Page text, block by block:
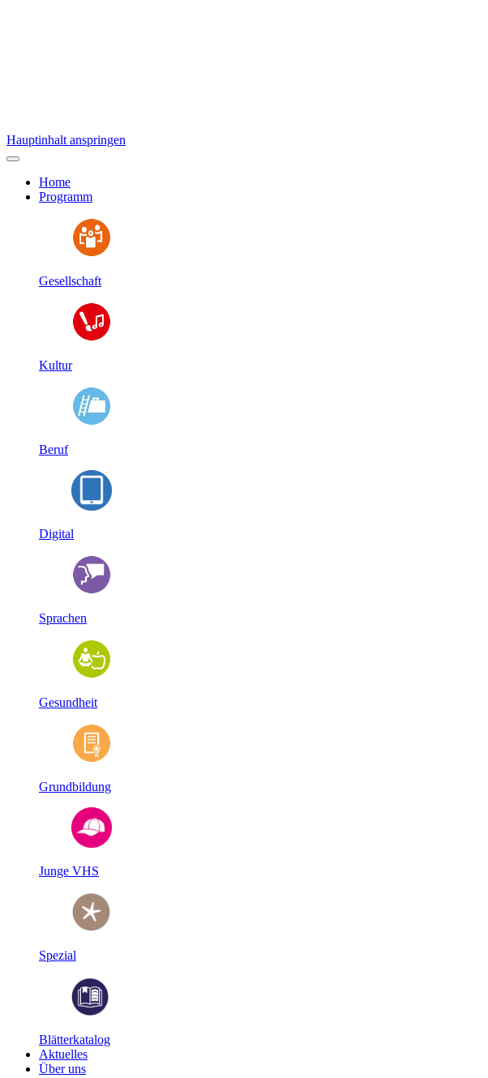
Hauptinhalt anspringen
Home
Programm
Gesellschaft
Kultur
Beruf
Digital
Sprachen
Gesundheit
Grundbildung
Junge VHS
Spezial
Blätterkatalog
Aktuelles
Über uns